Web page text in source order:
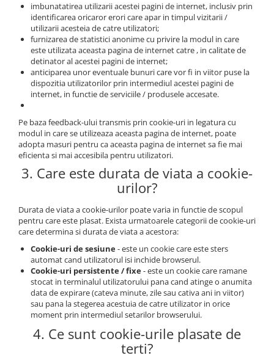
imbunatatirea utilizarii acestei pagini de internet, inclusiv prin
identificarea oricaror erori care apar in timpul vizitarii /
utilizarii acesteia de catre utilizatori;
furnizarea de statistici anonime cu privire la modul in care
este utilizata aceasta pagina de internet catre , in calitate de
detinator al acestei pagini de internet;
anticiparea unor eventuale bunuri care vor fi in viitor puse la
dispozitia utilizatorilor prin intermediul acestei pagini de
internet, in functie de serviciile / produsele accesate.
Pe baza feedback-ului transmis prin cookie-uri in legatura cu
modul in care se utilizeaza aceasta pagina de internet, poate
adopta masuri pentru ca aceasta pagina de internet sa fie mai
eficienta si mai accesibila pentru utilizatori.
3. Care este durata de viata a cookie-
urilor?
Durata de viata a cookie-urilor poate varia in functie de scopul
pentru care este plasat. Exista urmatoarele categorii de cookie-uri
care determina si durata de viata a acestora:
Cookie-uri de sesiune- este un cookie care este sters
automat cand utilizatorul isi inchide browserul.
Cookie-uri persistente / fixe- este un cookie care ramane
stocat in terminalul utilizatorului pana cand atinge o anumita
data de expirare (cateva minute, zile sau cativa ani in viitor)
sau pana la stegerea acestuia de catre utilizator in orice
moment prin intermediul setarilor browserului.
4. Ce sunt cookie-urile plasate de
terti?